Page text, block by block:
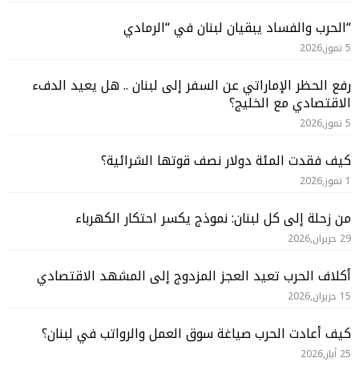
“الحرب والفساد يبقيان لبنان في “الرمادي
5 تموز,2026
رفع الحظر الإماراتي عن السفر إلى لبنان .. هل يعيد الدفء
الاقتصادي مع الخليج؟
5 تموز,2026
كيف فقدت المئة دولار نصف قوتها الشرائية؟
1 تموز,2026
من زحلة إلى كل لبنان: نموذج يكسر احتكار الكهرباء
29 حزيران,2026
أكلاف الحرب تعيد العجز المزدوج إلى المشهد الاقتصادي
15 حزيران,2026
كيف أعادت الحرب صياغة سوق العمل والرواتب في لبنان؟
25 أيار,2026